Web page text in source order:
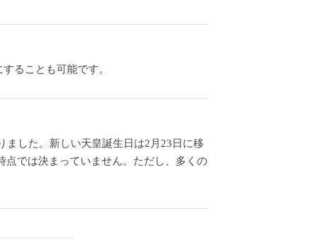
ることも可能です。
した。新しい天皇誕生日は2月23日に移
点では決まっていません。ただし、多くの